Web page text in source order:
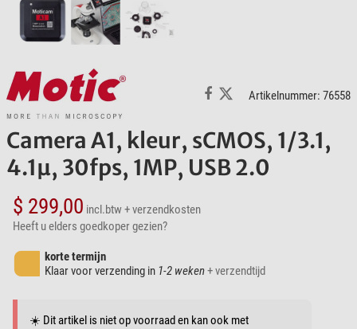
Artikelnummer: 76558
Camera A1, kleur, sCMOS, 1/3.1,
4.1µ, 30fps, 1MP, USB 2.0
$ 299,00 incl.btw+ verzendkosten
Heeft u elders goedkoper gezien?
korte termijn
Klaar voor verzending in 1-2 weken+ verzendtijd
☀️ Dit artikel is niet op voorraad en kan ook met